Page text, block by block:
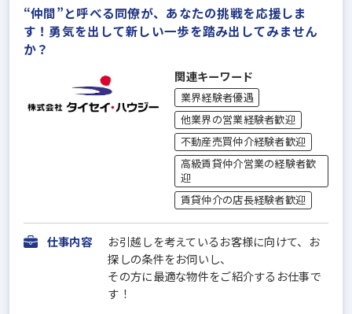
“仲間”と呼べる同僚が、あなたの挑戦を応援しま
す！勇気を出して新しい一歩を踏み出してみません
か？
関連キーワード
業界経験者優遇
他業界の営業経験者歓迎
不動産売買仲介経験者歓迎
高級賃貸仲介営業の経験者歓
迎
賃貸仲介の店長経験者歓迎
仕事内容
お引越しを考えているお客様に向けて、お
探しの条件をお伺いし、
その方に最適な物件をご紹介するお仕事で
す！